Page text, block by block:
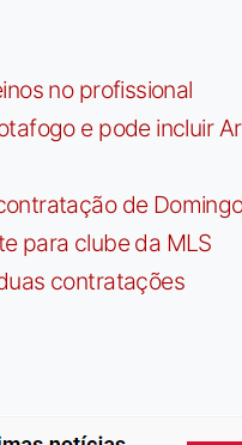
no profissional
e pode incluir
de
para clube da MLS
contratações